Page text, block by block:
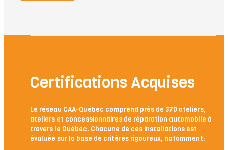
Certifications Acquises
Le réseau CAA-Québec comprend près de 370 ateliers,
ateliers et concessionnaires de réparation automobile à
travers le Québec. Chacune de ces installations est
évaluée sur la base de critères rigoureux, notamment: